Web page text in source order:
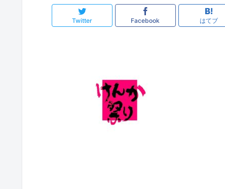
Twitter Facebook はてブ